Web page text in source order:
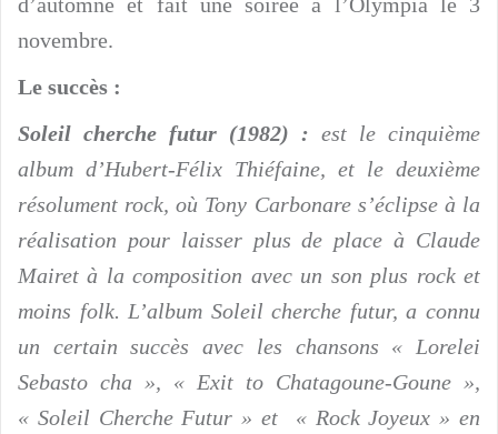
novembre.
Le succès :
Soleil cherche futur (1982) : est le cinquième
album d’Hubert-Félix Thiéfaine, et le deuxième
résolument rock, où Tony Carbonare s’éclipse à la
réalisation pour laisser plus de place à Claude
Mairet à la composition avec un son plus rock et
moins folk. L’album Soleil cherche futur, a connu
un certain succès avec les chansons « Lorelei
Sebasto cha », « Exit to Chatagoune-Goune »,
« Soleil Cherche Futur » et « Rock Joyeux » en